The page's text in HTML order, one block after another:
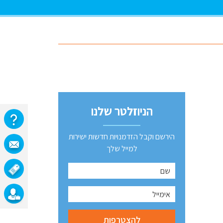
הניוזלטר שלנו
הירשם וקבל הזדמנויות חדשות ישירות
למייל שלך